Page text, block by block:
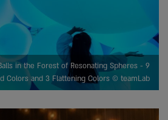
in the Forest of Resonating Spheres - 9
Colors and 3 Flattening Colors © teamLab